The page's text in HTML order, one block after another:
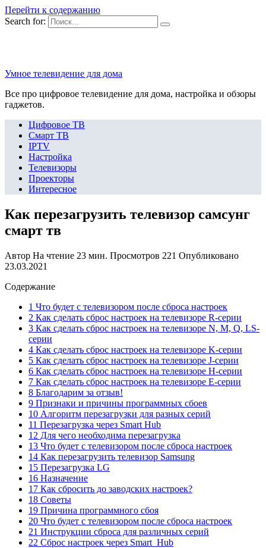
Перейти к содержанию
Search for:
Умное телевидение для дома
Все про цифровое телевидение для дома, настройка и обзоры
гаджетов.
Цифровое ТВ
Смарт ТВ
IPTV
Настройка
Телевизоры
Проекторы
Интересное
Как перезагрузить телевизор самсунг
смарт тв
Автор На чтение 23 мин. Просмотров 221 Опубликовано
23.03.2021
Содержание
1 Что будет с телевизором после сброса настроек
2 Как сделать сброс настроек на телевизоре R-серии
3 Как сделать сброс настроек на телевизоре N, M, Q, LS-
серии
4 Как сделать сброс настроек на телевизоре K-серии
5 Как сделать сброс настроек на телевизоре J-серии
6 Как сделать сброс настроек на телевизоре H-серии
7 Как сделать сброс настроек на телевизоре E-серии
8 Благодарим за отзыв!
9 Признаки и причины программных сбоев
10 Алгоритм перезагрузки для разных серий
11 Перезагрузка через Smart Hub
12 Для чего необходима перезагрузка
13 Что будет с телевизором после сброса настроек
14 Как перезагрузить телевизор Samsung
15 Перезагрузка LG
16 Назначение
17 Как сбросить до заводских настроек?
18 Советы
19 Причина программного сбоя
20 Что будет с телевизором после сброса настроек
21 Инструкции сброса для различных серий
22 Сброс настроек через Smart Hub